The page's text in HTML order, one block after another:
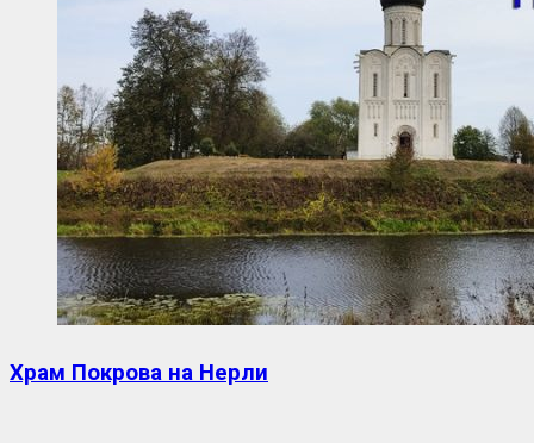
Храм Покрова на Нерли